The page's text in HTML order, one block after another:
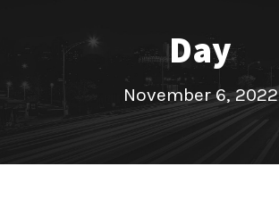
Day
November 6, 2022